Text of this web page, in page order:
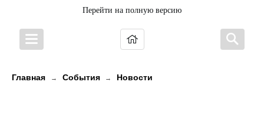
Перейти на полную версию
Главная → События → Новости